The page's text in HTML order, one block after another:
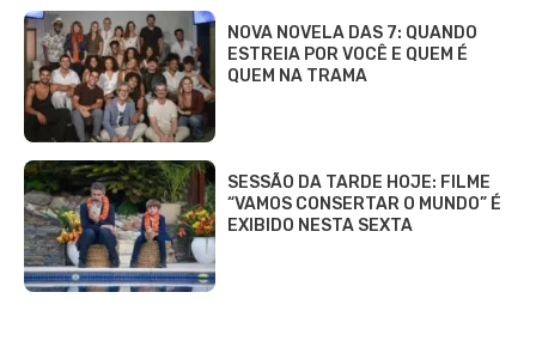
NOVA NOVELA DAS 7: QUANDO
ESTREIA POR VOCÊ E QUEM É
QUEM NA TRAMA
SESSÃO DA TARDE HOJE: FILME
“VAMOS CONSERTAR O MUNDO” É
EXIBIDO NESTA SEXTA